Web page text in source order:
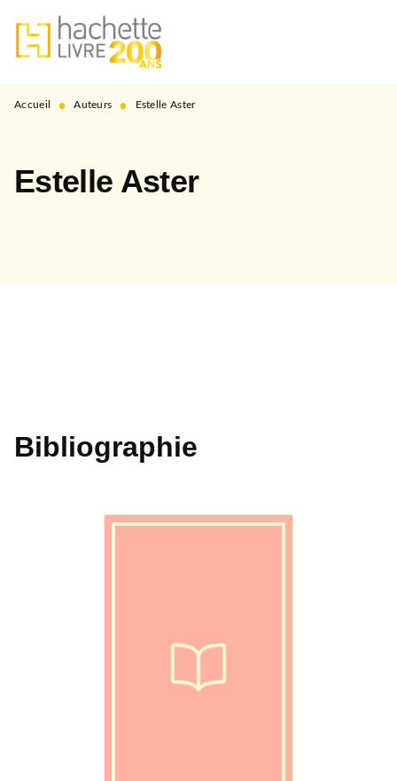
MENU RECHERCHE
PIED DE PAGE
Accueil • Auteurs • Estelle Aster
Estelle Aster
Bibliographie